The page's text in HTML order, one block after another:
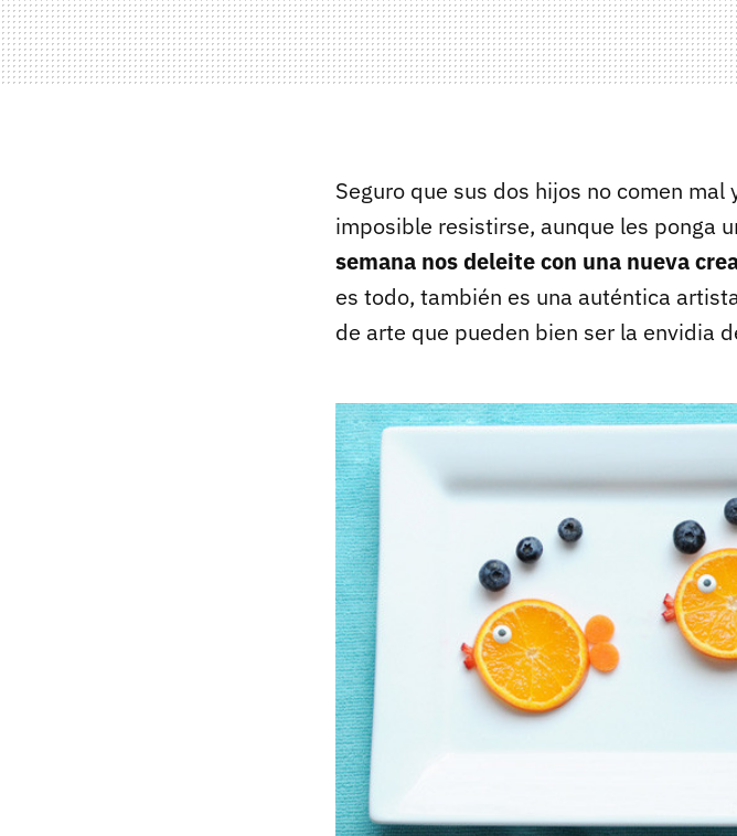
Seguro que sus dos hijos no comen
imposible resistirse, aunque les ponga
semana nos deleite con una nueva
es todo, también es una auténtica
de arte que pueden bien ser la envidia